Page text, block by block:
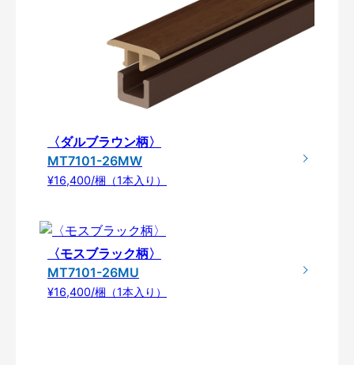
〈ダルブラウン柄〉
MT7101-26MW
¥16,400/梱（1本入り）
〈モスブラック柄〉
MT7101-26MU
¥16,400/梱（1本入り）